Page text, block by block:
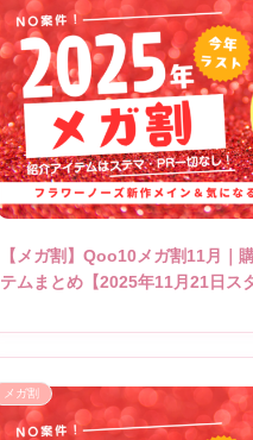
【メガ割】Qoo10メガ割11月｜
テムまとめ【2025年11月21日ス
メガ割